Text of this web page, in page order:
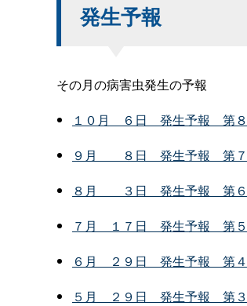
発生予報
その月の病害虫発生の予報
１０ 月 ６ 日 発生予報 第８
９ 月 ８ 日 発生予報 第７
８ 月 ３ 日 発生予報 第６
７ 月 １７ 日 発生予報 第５
６ 月 ２９ 日 発生予報 第４
５ 月 ２９ 日 発生予報 第３